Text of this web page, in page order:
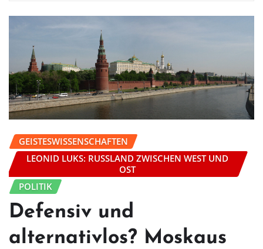
GEISTESWISSENSCHAFTEN
LEONID LUKS: RUSSLAND ZWISCHEN WEST UND
OST
POLITIK
Defensiv und
alternativlos? Moskaus